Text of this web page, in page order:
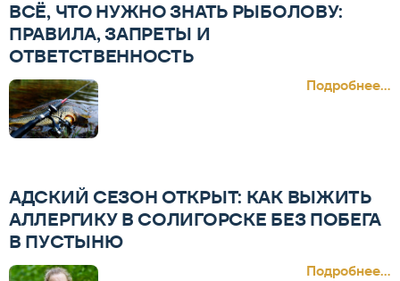
ВСЁ, ЧТО НУЖНО ЗНАТЬ РЫБОЛОВУ:
ПРАВИЛА, ЗАПРЕТЫ И
ОТВЕТСТВЕННОСТЬ
Подробнее...
АДСКИЙ СЕЗОН ОТКРЫТ: КАК ВЫЖИТЬ
АЛЛЕРГИКУ В СОЛИГОРСКЕ БЕЗ ПОБЕГА
В ПУСТЫНЮ
Подробнее...